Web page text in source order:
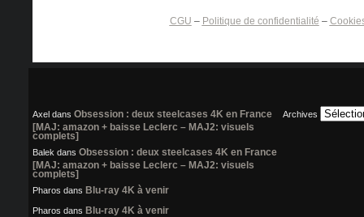
CGU – Politique de confidentialité –
Axel dans Obsession : deux steelcases 4K en France
[MAJ: amazon + baisse Leclerc – MAJ2: visuels
complets]
Balek dans Obsession : deux steelcases 4K en France
[MAJ: amazon + baisse Leclerc – MAJ2: visuels
complets]
Pharos dans Blu-ray 4K à venir
Pharos dans Blu-ray 4K à venir
Archives